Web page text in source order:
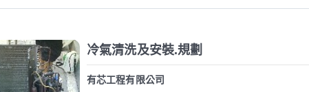
冷氣清洗及安裝.規劃
有芯工程有限公司